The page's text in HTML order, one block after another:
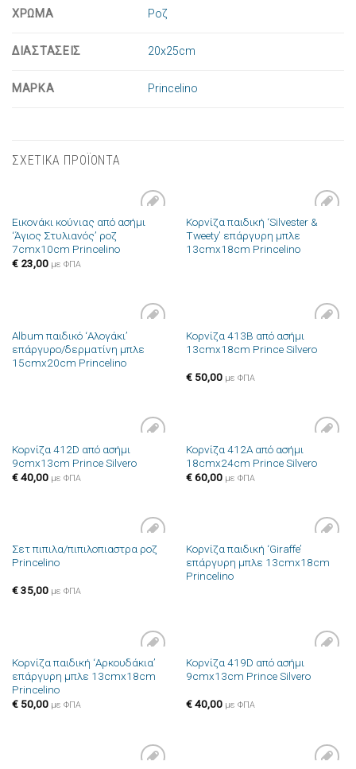
ΧΡΩΜΑ Ροζ
ΔΙΑΣΤΑΣΕΙΣ 20x25cm
ΜΑΡΚΑ Princelino
ΣΧΕΤΙΚΑ ΠΡΟΪΟΝΤΑ
Πρόσθήκη
επιθυμιών
Εικονάκι κούνιας από ασήμι
‘Άγιος Στυλιανός’ ροζ
7cmx10cm Princelino
€23,00 με ΦΠΑ
Πρόσθήκη
στην λίστα
επιθυμιών
Κορνίζα παιδική ‘Silvester &
Tweety’ επάργυρη μπλε
13cmx18cm Princelino
Πρόσθήκη
στην λίστα
επιθυμιών
Album παιδικό ‘Αλογάκι’
επάργυρο/δερματίνη μπλε
15cmx20cm Princelino
Πρόσθήκη
στην λίστα
Κορνίζα 413B από ασήμι
13cmx18cm Prince Silvero
€50,00 με ΦΠΑ
Πρόσθήκη
στην λίστα
Κορνίζα 412D από ασήμι
9cmx13cm Prince Silvero
€40,00 με ΦΠΑ
Πρόσθήκη
στην λίστα
Κορνίζα 412A από ασήμι
18cmx24cm Prince Silvero
€60,00 με ΦΠΑ
Πρόσθήκη
Σετ πιπιλα/πιπιλοπιαστρα ροζ
Princelino
€35,00 με ΦΠΑ
Πρόσθήκη
στην λίστα
Κορνίζα παιδική ‘Giraffe’
επάργυρη μπλε 13cmx18cm
Princelino
Πρόσθήκη
στην λίστα
Κορνίζα παιδική ‘Αρκουδάκια’
επάργυρη μπλε 13cmx18cm
Princelino
€50,00 με ΦΠΑ
Πρόσθήκη
στην λίστα
Κορνίζα 419D από ασήμι
9cmx13cm Prince Silvero
€40,00 με ΦΠΑ